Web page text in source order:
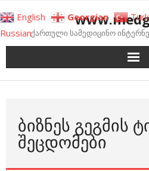
to
contentქართული სამედიცინო
ᲑᲘᲖᲜᲔᲡ ᲒᲔᲒᲛᲘᲡ
ᲨᲔᲪᲓᲝᲛᲔᲑᲘ
English Georgian
Russian